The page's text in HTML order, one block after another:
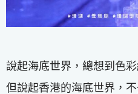
說起海底世界，總想到色
但說起香港的海底世界，